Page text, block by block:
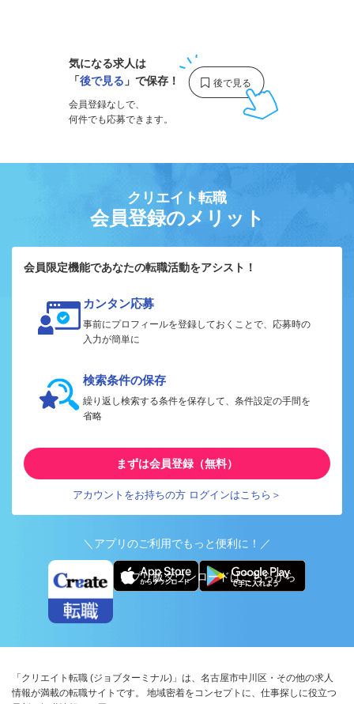
気になる求人は
「後で見る 」で保存！
会員登録なしで、
何件でも応募できます。
クリエイト転職
会員登録のメリット
会員限定機能であなたの転職活動をアシスト！
カンタン応募
事前にプロフィールを登録しておくことで、応募時の
入力が簡単に
検索条件の保存
繰り返し検索する条件を保存して、条件設定の手間を
省略
まずは会員登録（無料）
アカウントをお持ちの方 ログインはこちら＞
＼アプリのご利用でもっと便利に！／
アプリ版ダウンロードはこちらから
「クリエイト転職 (ジョブターミナル)」は、名古屋市中川区・その他の求人
情報が満載の転職サイトです。 地域密着をコンセプトに、仕事探しに役立つ